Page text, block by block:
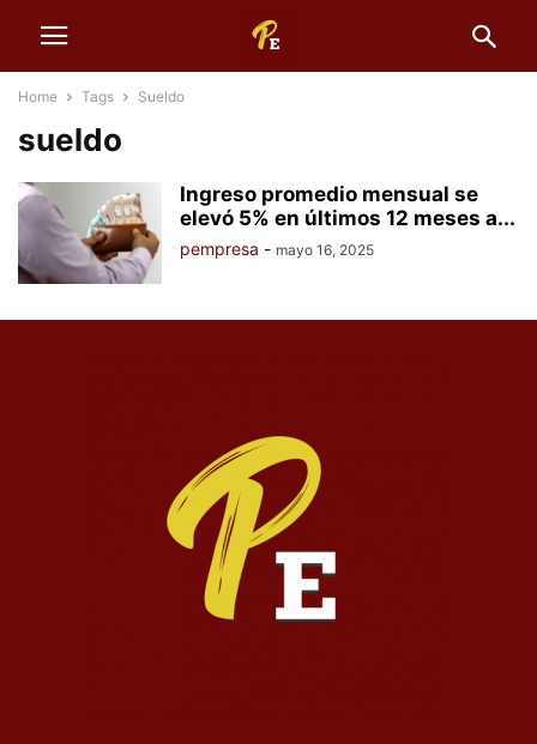
Home Tags Sueldo
sueldo
Ingreso promedio mensual se
elevó 5% en últimos 12 meses a...
pempresa - mayo 16, 2025